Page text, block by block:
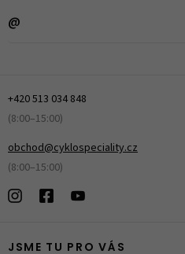
+420 513 034 848
(8:00–15:00)
obchod@cyklospeciality.cz
(8:00–15:00)
JSME TU PRO VÁS